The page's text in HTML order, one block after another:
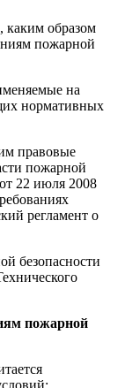
образом
пожарной
на
нормативных
правовые
пожарной
22 июля 2008
регламент о
безопасности
пожарной